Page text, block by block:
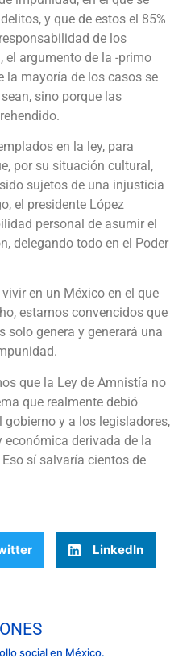
y que de estos el 85%
de los
el argumento de la -primo
la mayoría de los casos se
sino porque las
en la ley, para
por su situación cultural,
sujetos de una injusticia
el presidente López
personal de asumir el
delegando todo en el Poder
en un México en el que
estamos convencidos que
solo genera y generará una
que la Ley de Amnistía no
que realmente debió
y a los legisladores,
derivada de la
sí salvaría cientos de
LinkedIn
social en México.